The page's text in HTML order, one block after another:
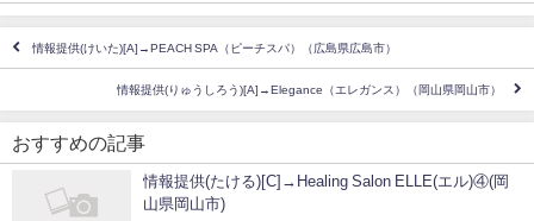
情報提供(けいた)[A]→PEACH SPA（ピーチスパ）（広島県広島市）
情報提供(りゅうしろう)[A]→Elegance（エレガンス）（岡山県岡山市）
おすすめの記事
情報提供(たける)[C]→Healing Salon ELLE(エル)④(岡
山県岡山市)